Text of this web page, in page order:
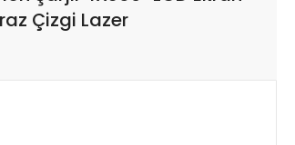
Çizgi Lazer